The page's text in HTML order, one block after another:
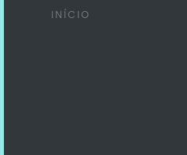
INÍCIO